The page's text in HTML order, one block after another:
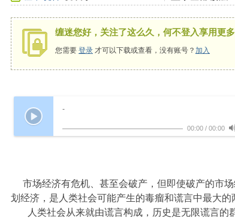
缠迷您好，关注了这么久，何不登入享用更
您需要 登录 才可以下载或查看，没有账号？ 加入
-
00:00 / 00:00
市场经济有危机、甚至会破产，但即使破产的市
划经济，是人类社会可能产生的毒瘤和谎言中最大的
人类社会从来就由谎言构成，历史是无限谎言的